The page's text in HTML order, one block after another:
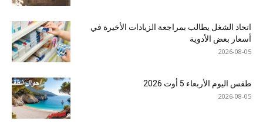
اتحاد الشغل يطالب بمراجعة الزيادات الأخيرة في
أسعار بعض الأدوية
2026-08-05
طقس اليوم الأربعاء 5 أوت 2026
2026-08-05